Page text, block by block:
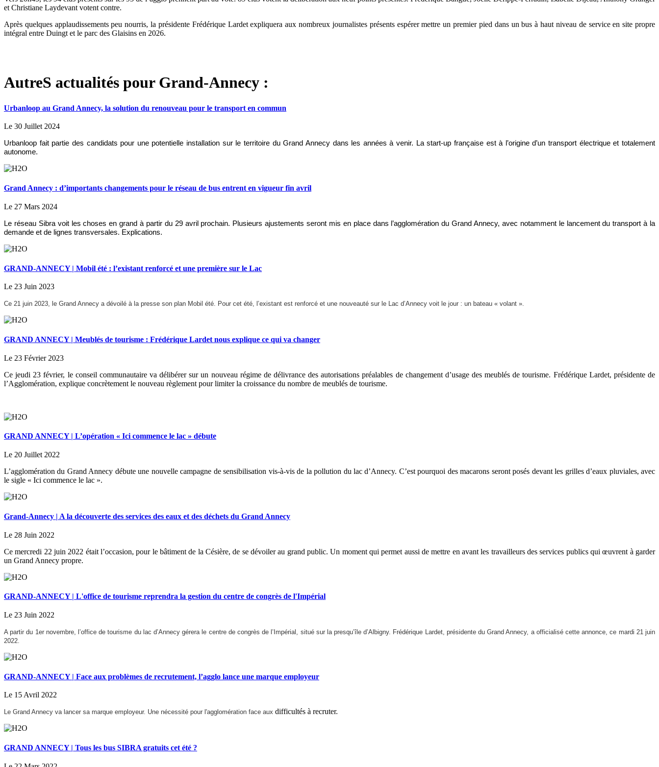
et Christiane Laydevant votent contre.
Après quelques applaudissements peu nourris, la présidente Frédérique Lardet expliquera aux nombreux journalistes présents espérer mettre un premier pied dans un bus à haut niveau de service en site propre
intégral entre Duingt et le parc des Glaisins en 2026.
AutreS actualités pour Grand-Annecy :
Urbanloop au Grand Annecy, la solution du renouveau pour le transport en commun
Le 30 Juillet 2024
Urbanloop fait partie des candidats pour une potentielle installation sur le territoire du Grand Annecy dans les années à venir. La start-up française est à l’origine d’un transport électrique et totalement
autonome.
Grand Annecy : d’importants changements pour le réseau de bus entrent en vigueur fin avril
Le 27 Mars 2024
Le réseau Sibra voit les choses en grand à partir du 29 avril prochain. Plusieurs ajustements seront mis en place dans l’agglomération du Grand Annecy, avec notamment le lancement du transport à la
demande et de lignes transversales. Explications.
GRAND-ANNECY | Mobil été : l’existant renforcé et une première sur le Lac
Le 23 Juin 2023
Ce 21 juin 2023, le Grand Annecy a dévoilé à la presse son plan Mobil été. Pour cet été, l’existant est renforcé et une nouveauté sur le Lac d’Annecy voit le jour : un bateau « volant ».
GRAND ANNECY | Meublés de tourisme : Frédérique Lardet nous explique ce qui va changer
Le 23 Février 2023
Ce jeudi 23 février, le conseil communautaire va délibérer sur un nouveau régime de délivrance des autorisations préalables de changement d’usage des meublés de tourisme. Frédérique Lardet, présidente de
l’Agglomération, explique concrètement le nouveau règlement pour limiter la croissance du nombre de meublés de tourisme.
GRAND ANNECY | L’opération « Ici commence le lac » débute
Le 20 Juillet 2022
L’agglomération du Grand Annecy débute une nouvelle campagne de sensibilisation vis-à-vis de la pollution du lac d’Annecy. C’est pourquoi des macarons seront posés devant les grilles d’eaux pluviales, avec
le sigle « Ici commence le lac ».
Grand-Annecy | A la découverte des services des eaux et des déchets du Grand Annecy
Le 28 Juin 2022
Ce mercredi 22 juin 2022 était l’occasion, pour le bâtiment de la Césière, de se dévoiler au grand public. Un moment qui permet aussi de mettre en avant les travailleurs des services publics qui œuvrent à garder
un Grand Annecy propre.
GRAND-ANNECY | L'office de tourisme reprendra la gestion du centre de congrès de l'Impérial
Le 23 Juin 2022
A partir du 1er novembre, l’office de tourisme du lac d’Annecy gérera le centre de congrès de l’Impérial, situé sur la presqu’île d’Albigny. Frédérique Lardet, présidente du Grand Annecy, a officialisé cette annonce, ce mardi 21 juin
2022.
GRAND-ANNECY | Face aux problèmes de recrutement, l’agglo lance une marque employeur
Le 15 Avril 2022
Le Grand Annecy va lancer sa marque employeur. Une nécessité pour l'agglomération face aux difficultés à recruter.
GRAND ANNECY | Tous les bus SIBRA gratuits cet été ?